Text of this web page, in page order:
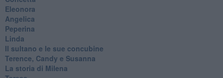
Eleonora
Angelica
Peperina
Linda
Il sultano e le sue concubine
Terence, Candy e Susanna
La storia di Milena